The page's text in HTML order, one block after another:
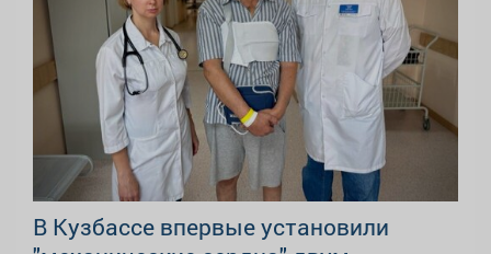
В Кузбассе впервые установили